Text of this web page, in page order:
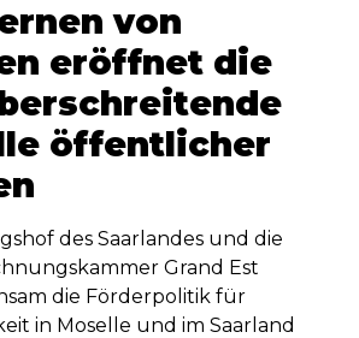
von
eröffnet die
öffentlicher
des Saarlandes und die
Grand Est
die Förderpolitik für
in Moselle und im Saarland